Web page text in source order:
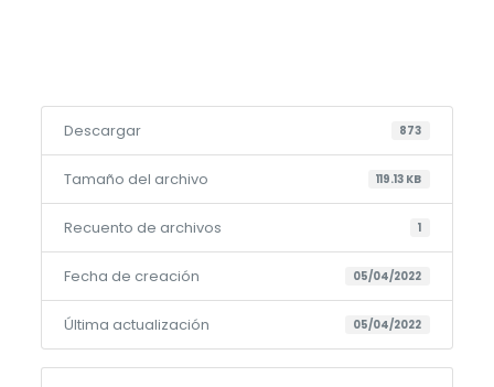
Descargar 873
Tamaño del archivo 119.13 KB
Recuento de archivos 1
Fecha de creación 05/04/2022
Última actualización 05/04/2022